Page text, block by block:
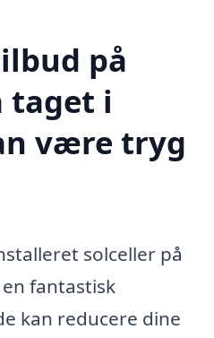
på
taget i
være tryg
solceller på
fantastisk
kan reducere dine